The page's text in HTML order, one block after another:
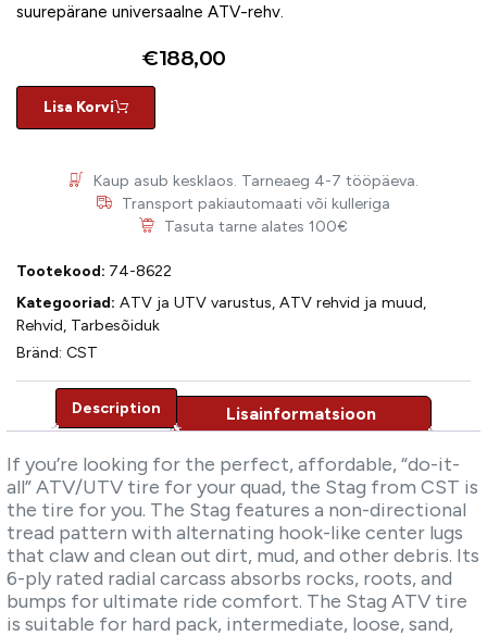
suurepärane universaalne ATV-rehv.
€188,00
Lisa Korvi
Kaup asub kesklaos. Tarneaeg 4-7 tööpäeva.
Transport pakiautomaati või kulleriga
Tasuta tarne alates 100€
Tootekood: 74-8622
Kategooriad: ATV ja UTV varustus, ATV rehvid ja muud,
Rehvid, Tarbesõiduk
Bränd: CST
Description
If you’re looking for the perfect, affordable, “do-it-
all” ATV/UTV tire for your quad, the Stag from CST is
the tire for you. The Stag features a non-directional
tread pattern with alternating hook-like center lugs
that claw and clean out dirt, mud, and other debris. Its
6-ply rated radial carcass absorbs rocks, roots, and
bumps for ultimate ride comfort. The Stag ATV tire
is suitable for hard pack, intermediate, loose, sand,